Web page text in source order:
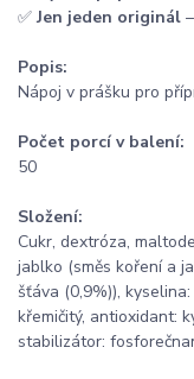
✅Jen jeden originál
Popis:
Nápoj v prášku pro
Počet porcí v balení:
50
Složení:
Cukr, dextróza,
jablko (směs koření a
šťáva (0,9%)),
křemičitý, antioxidant:
stabilizátor: